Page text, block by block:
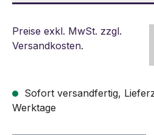
Preise exkl. MwSt. zzgl.
Versandkosten.
Sofort versandfertig,
Werktage